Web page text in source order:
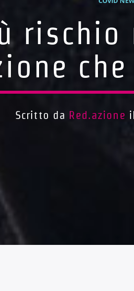
rischio
che
Scritto da Red.azione